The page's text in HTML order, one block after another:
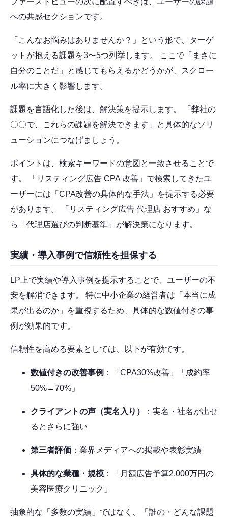
への共感セクションです。
「こんなお悩みはありませんか？」という形で、ターゲ
ットが抱える課題を3〜5つ列挙します。 ここで「まさに
自分のことだ」と感じてもらえるかどうかが、スクロー
ル率に大きく影響します。
課題を言語化した後は、解決策を提示します。 「弊社の
〇〇で、これらの課題を解決できます」と具体的なソリ
ューションにつなげましょう。
ポイントは、検索キーワードの意図と一致させることで
す。 「リスティング広告 CPA 改善」で検索してきたユ
ーザーには「CPA改善の具体的な手法」を提示する必要
があります。 「リスティング広告 代理店 おすすめ」な
ら「代理店選びの判断基準」が解決策になります。
実績・導入事例で信頼性を担保する
LP上で実績や導入事例を提示することで、ユーザーの不
安を解消できます。 特に中小企業の経営者は「本当に成
果が出るのか」を重視するため、具体的な数値付きの事
例が効果的です。
信頼性を高める要素としては、以下が有効です。
数値付きの改善事例 ：「CPA30%改善」「成約率
50%→70%」
クライアントの声（実名入り）
：実名・社名が出せ
るとさらに強い
第三者評価 ：業界メディアへの掲載や表彰実績
具体的な業種・規模 ：「月額広告予算2,000万円の
美容医療クリニック」
抽象的な「多数の実績」ではなく、「誰の・どんな課題